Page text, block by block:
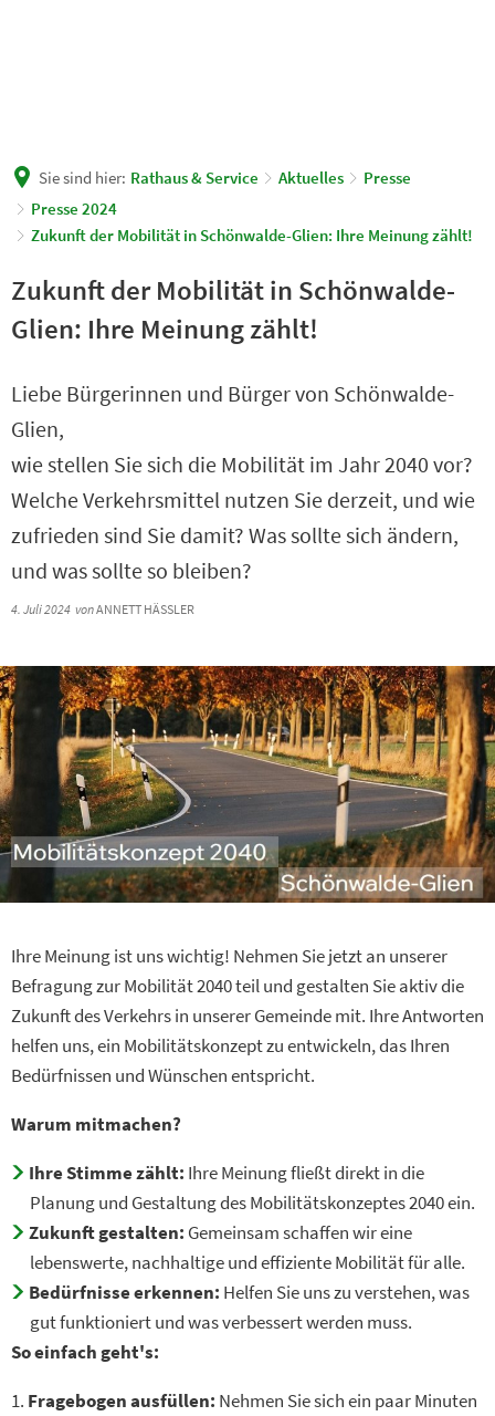
Sie sind hier: Rathaus & Service Aktuelles
Presse
Presse 2024
Zukunft der Mobilität in Schönwalde-Glien: Ihre Meinung zählt!
Zukunft der Mobilität in Schönwalde-
Glien: Ihre Meinung zählt!
Liebe Bürgerinnen und Bürger von Schönwalde-
Glien,
wie stellen Sie sich die Mobilität im Jahr 2040 vor?
Welche Verkehrsmittel nutzen Sie derzeit, und wie
zufrieden sind Sie damit? Was sollte sich ändern,
und was sollte so bleiben?
4. Juli 2024 vonANNETT HÄSSLER
Ihre Meinung ist uns wichtig! Nehmen Sie jetzt an unserer
Befragung zur Mobilität 2040 teil und gestalten Sie aktiv die
Zukunft des Verkehrs in unserer Gemeinde mit. Ihre Antworten
helfen uns, ein Mobilitätskonzept zu entwickeln, das Ihren
Bedürfnissen und Wünschen entspricht.
Warum mitmachen?
Ihre Stimme zählt: Ihre Meinung fließt direkt in die
Planung und Gestaltung des Mobilitätskonzeptes 2040 ein.
Zukunft gestalten: Gemeinsam schaffen wir eine
lebenswerte, nachhaltige und effiziente Mobilität für alle.
Bedürfnisse erkennen: Helfen Sie uns zu verstehen, was
gut funktioniert und was verbessert werden muss.
So einfach geht's:
Fragebogen ausfüllen: Nehmen Sie sich ein paar Minuten